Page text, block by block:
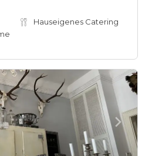
Hauseigenes Catering